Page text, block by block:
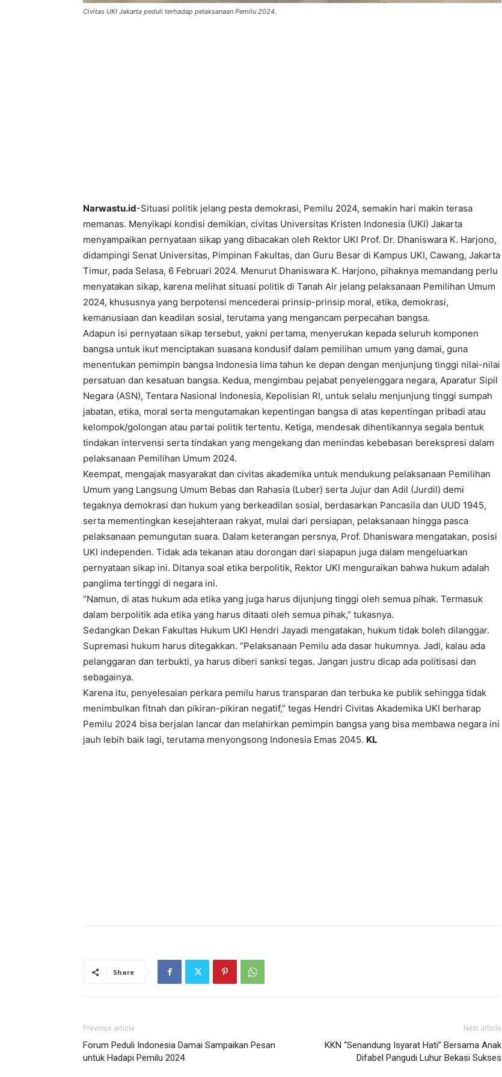
Civitas UKI Jakarta peduli terhadap pelaksanaan Pemilu 2024.
Narwastu.id-Situasi politik jelang pesta demokrasi, Pemilu 2024, semakin hari makin terasa
memanas. Menyikapi kondisi demikian, civitas Universitas Kristen Indonesia (UKI) Jakarta
menyampaikan pernyataan sikap yang dibacakan oleh Rektor UKI Prof. Dr. Dhaniswara K. Harjono,
didampingi Senat Universitas, Pimpinan Fakultas, dan Guru Besar di Kampus UKI, Cawang, Jakarta
Timur, pada Selasa, 6 Februari 2024. Menurut Dhaniswara K. Harjono, pihaknya memandang perlu
menyatakan sikap, karena melihat situasi politik di Tanah Air jelang pelaksanaan Pemilihan Umum
2024, khususnya yang berpotensi mencederai prinsip-prinsip moral, etika, demokrasi,
kemanusiaan dan keadilan sosial, terutama yang mengancam perpecahan bangsa.
Adapun isi pernyataan sikap tersebut, yakni pertama, menyerukan kepada seluruh komponen
bangsa untuk ikut menciptakan suasana kondusif dalam pemilihan umum yang damai, guna
menentukan pemimpin bangsa Indonesia lima tahun ke depan dengan menjunjung tinggi nilai-nilai
persatuan dan kesatuan bangsa. Kedua, mengimbau pejabat penyelenggara negara, Aparatur Sipil
Negara (ASN), Tentara Nasional Indonesia, Kepolisian RI, untuk selalu menjunjung tinggi sumpah
jabatan, etika, moral serta mengutamakan kepentingan bangsa di atas kepentingan pribadi atau
kelompok/golongan atau partai politik tertentu. Ketiga, mendesak dihentikannya segala bentuk
tindakan intervensi serta tindakan yang mengekang dan menindas kebebasan berekspresi dalam
pelaksanaan Pemilihan Umum 2024.
Keempat, mengajak masyarakat dan civitas akademika untuk mendukung pelaksanaan Pemilihan
Umum yang Langsung Umum Bebas dan Rahasia (Luber) serta Jujur dan Adil (Jurdil) demi
tegaknya demokrasi dan hukum yang berkeadilan sosial, berdasarkan Pancasila dan UUD 1945,
serta mementingkan kesejahteraan rakyat, mulai dari persiapan, pelaksanaan hingga pasca
pelaksanaan pemungutan suara. Dalam keterangan persnya, Prof. Dhaniswara mengatakan, posisi
UKI independen. Tidak ada tekanan atau dorongan dari siapapun juga dalam mengeluarkan
pernyataan sikap ini. Ditanya soal etika berpolitik, Rektor UKI menguraikan bahwa hukum adalah
panglima tertinggi di negara ini.
“Namun, di atas hukum ada etika yang juga harus dijunjung tinggi oleh semua pihak. Termasuk
dalam berpolitik ada etika yang harus ditaati oleh semua pihak,” tukasnya.
Sedangkan Dekan Fakultas Hukum UKI Hendri Jayadi mengatakan, hukum tidak boleh dilanggar.
Supremasi hukum harus ditegakkan. “Pelaksanaan Pemilu ada dasar hukumnya. Jadi, kalau ada
pelanggaran dan terbukti, ya harus diberi sanksi tegas. Jangan justru dicap ada politisasi dan
sebagainya.
Karena itu, penyelesaian perkara pemilu harus transparan dan terbuka ke publik sehingga tidak
menimbulkan fitnah dan pikiran-pikiran negatif,” tegas Hendri Civitas Akademika UKI berharap
Pemilu 2024 bisa berjalan lancar dan melahirkan pemimpin bangsa yang bisa membawa negara ini
jauh lebih baik lagi, terutama menyongsong Indonesia Emas 2045. KL
Share
Previous article
Forum Peduli Indonesia Damai Sampaikan Pesan
untuk Hadapi Pemilu 2024
Next article
KKN “Senandung Isyarat Hati” Bersama Anak
Difabel Pangudi Luhur Bekasi Sukses